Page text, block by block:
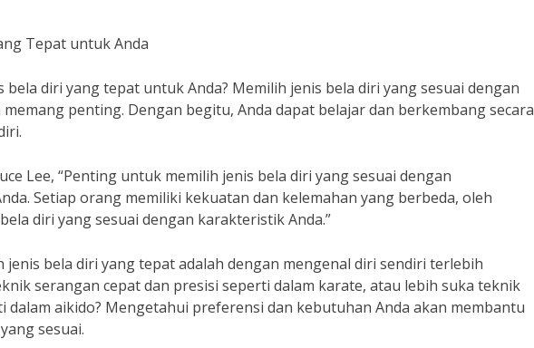
Tepat untuk Anda
bela diri yang tepat untuk Anda? Memilih jenis bela diri yang sesuai dengan
penting. Dengan begitu, Anda dapat belajar dan berkembang secara
Lee, “Penting untuk memilih jenis bela diri yang sesuai dengan
Setiap orang memiliki kekuatan dan kelemahan yang berbeda, oleh
diri yang sesuai dengan karakteristik Anda.”
bela diri yang tepat adalah dengan mengenal diri sendiri terlebih
serangan cepat dan presisi seperti dalam karate, atau lebih suka teknik
dalam aikido? Mengetahui preferensi dan kebutuhan Anda akan membantu
sesuai.